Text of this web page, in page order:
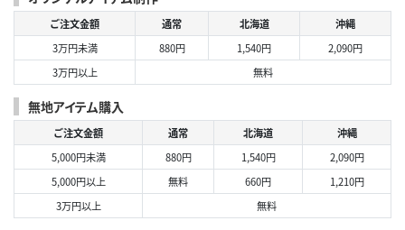
ご注文金額 通常 北海道
沖縄
3万円未満
880円 1,540円
2,090円
3万円以上
無料
無地アイテム購入
ご注文金額 通常 北海道
沖縄
5,000円未満
880円 1,540円
2,090円
5,000円以上
無料 660円
1,210円
3万円以上
無料